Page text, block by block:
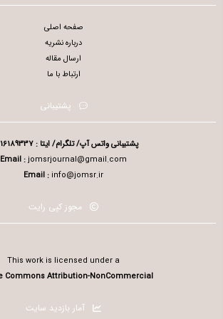
صفحه اصلی
درباره نشریه
ارسال مقاله
ارتباط با ما
پشتیبانی
پشتیبانی واتس آپ/ تلگرام/ ایتا : 09216189337
Email :jomsrjournal@gmail.com
Email :info@jomsr.ir
مجوز کپی رایت
This work is licensed under a
آمار بازدید سایت